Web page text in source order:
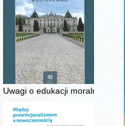
rodu Ślązaka
Uwagi o edukacji moralnej